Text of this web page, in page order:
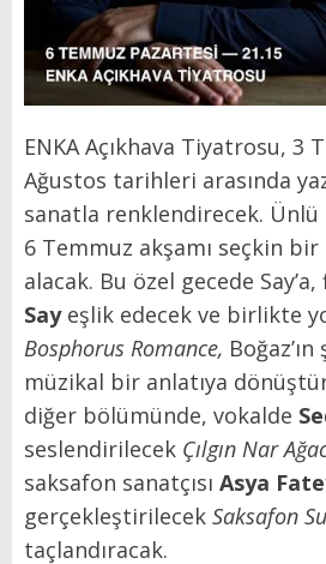
ENKA Açıkhava Tiyatrosu, 3
Ağustos tarihleri arasında
sanatla renklendirecek.
6 Temmuz akşamı seçkin
alacak. Bu özel gecede
Sayeşlik edecek ve birlikte
Bosphorus Romance,
müzikal bir anlatıya
diğer bölümünde, vokalde
seslendirilecek Çılgın Nar
saksafon sanatçısı Asya
gerçekleştirilecek Saksafon
taçlandıracak.